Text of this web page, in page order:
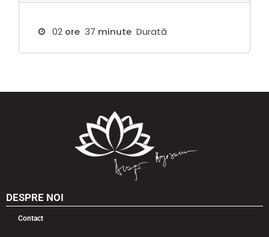
02 ore 37 minute Durată
DESPRE NOI
Contact